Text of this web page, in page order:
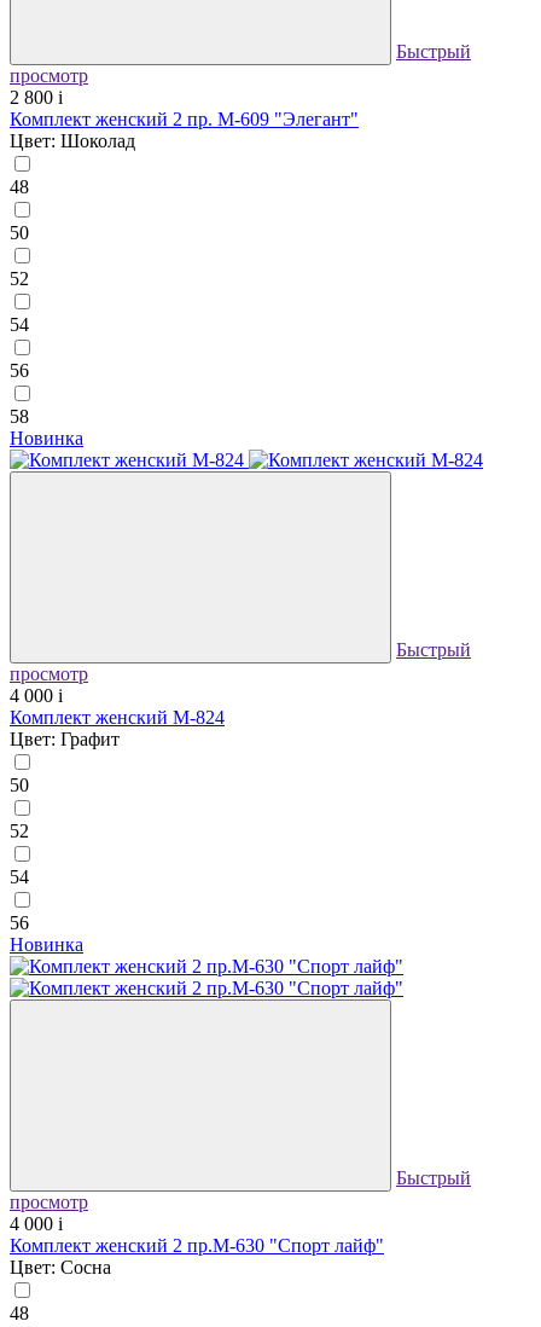
Быстрый
просмотр
2 800 i
Комплект женский 2 пр. М-609 "Элегант"
Цвет: Шоколад
48
50
52
54
56
58
Новинка
Быстрый
просмотр
4 000 i
Комплект женский М-824
Цвет: Графит
50
52
54
56
Новинка
Быстрый
просмотр
4 000 i
Комплект женский 2 пр.М-630 "Спорт лайф"
Цвет: Сосна
48